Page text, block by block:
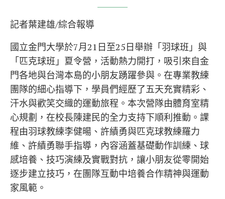
記者葉建雄/綜合報導
國立金門大學於7月21日至25日舉辦「羽球班」與
「匹克球班」夏令營，活動熱力開打，吸引來自金
門各地與台灣本島的小朋友踴躍參與。在專業教練
團隊的細心指導下，學員們經歷了五天充實精彩、
汗水與歡笑交織的運動旅程。本次營隊由體育室精
心規劃，在校長陳建民的全力支持下順利推動。課
程由羽球教練李健暘、許績勇與匹克球教練羅力
維、許績勇聯手指導，內容涵蓋基礎動作訓練、球
感培養、技巧演練及實戰對抗，讓小朋友從零開始
逐步建立技巧，在團隊互動中培養合作精神與運動
家風範。